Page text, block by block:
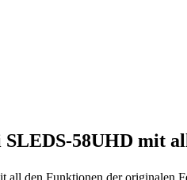
SLEDS-58UHD mit
all den Funktionen der originalen